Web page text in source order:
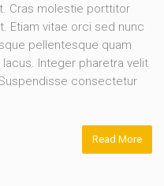
Cras molestie porttitor
Etiam vitae orci sed nunc
pellentesque quam
Integer pharetra velit
consectetur
Read More